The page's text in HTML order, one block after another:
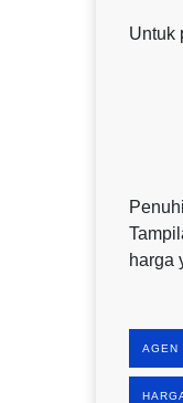
Untuk
harga
AGEN